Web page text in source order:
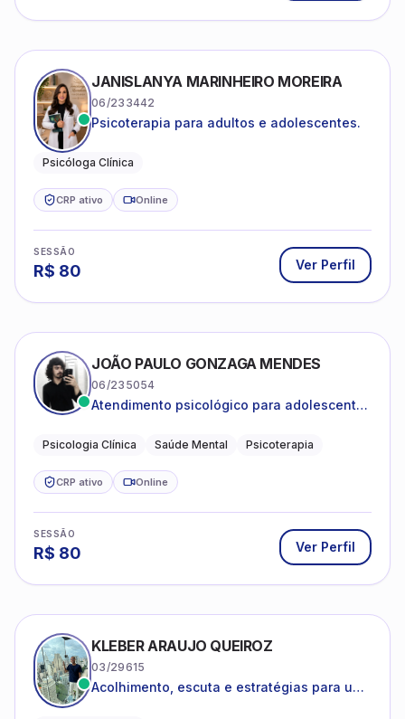
JANISLANYA MARINHEIRO MOREIRA
06/233442
Psicoterapia para adultos e adolescentes.
Psicóloga Clínica
CRP ativo Online
SESSÃO
R$ 80 Ver Perfil
JOÃO PAULO GONZAGA MENDES
06/235054
Atendimento psicológico para adolescentes
depressão e autoestima.
Psicologia Clínica Saúde Mental Psicoterapia
CRP ativo Online
SESSÃO
R$ 80 Ver Perfil
KLEBER ARAUJO QUEIROZ
03/29615
Acolhimento, escuta e estratégias para uma